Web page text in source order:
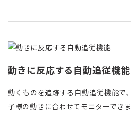
動きに反応する自動追従機能
動くものを追跡する自動追従機能で
子様の動きに合わせてモニターできま